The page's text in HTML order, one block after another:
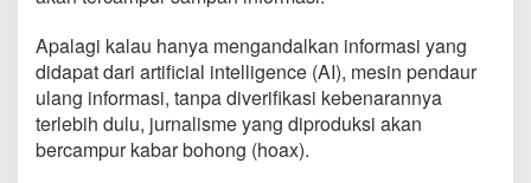
Apalagi kalau hanya mengandalkan informasi yang
didapat dari artificial intelligence (AI), mesin pendaur
ulang informasi, tanpa diverifikasi kebenarannya
terlebih dulu, jurnalisme yang diproduksi akan
bercampur kabar bohong (hoax).